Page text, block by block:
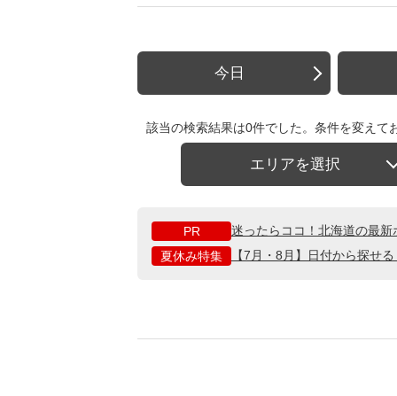
今日
該当の検索結果は0件でした。条件を変えて
エリアを選択
PR
迷ったらココ！北海道の最
夏休み特集
【7月・8月】日付から探せ